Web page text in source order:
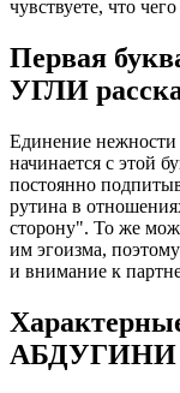
чувствуете, что
Первая
УГЛИ
Единение нежности
начинается с этой
постоянно
рутина в
сторону". То же
им эгоизма,
и внимание к
АБДУГИНИ